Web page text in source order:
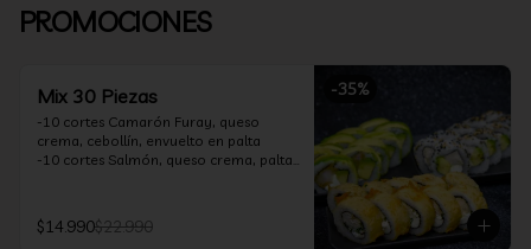
PROMOCIONES
-35%
Mix 30 Piezas
-10 cortes Camarón Furay, queso
crema, cebollín, envuelto en palta
-10 cortes Salmón, queso crema, palta,
cebollín, frito en tempura
*Incluye 2 soya 30ml / 2 palitos / 1 salsa
$14.990$22.990